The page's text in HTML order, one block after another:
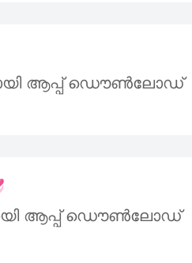
ആപ്പ് ഡൌൺലോഡ്
ആപ്പ് ഡൌൺലോഡ്